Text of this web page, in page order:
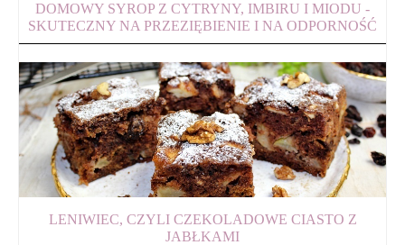
DOMOWY SYROP Z CYTRYNY, IMBIRU I MIODU -
SKUTECZNY NA PRZEZIĘBIENIE I NA ODPORNOŚĆ
LENIWIEC, CZYLI CZEKOLADOWE CIASTO Z
JABŁKAMI